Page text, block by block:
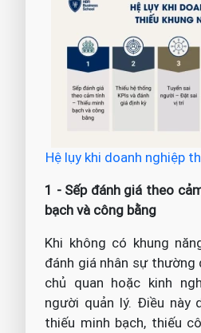
Hệ lụy khi doanh nghiệp
1 - Sếp đánh giá theo
bạch và công bằng
Khi không có khung
đánh giá nhân sự thường
chủ quan hoặc kinh
người quản lý. Điều này
thiếu minh bạch, thiếu